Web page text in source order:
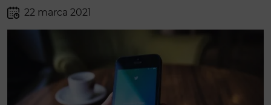
22 marca 2021